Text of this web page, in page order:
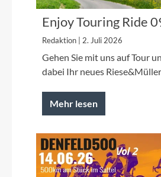
SHIMANO
SKS
SRAM
Tip Top
Unleazhed
Voxom
Enjoy Touring Ride
Redaktion | 2. Juli 2026
Gehen Sie mit uns auf Tour
dabei Ihr neues
Mehr lesen